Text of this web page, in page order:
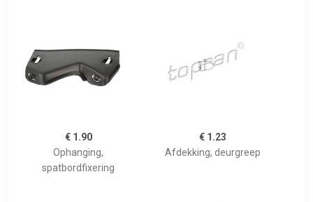
€ 1.90
Ophanging,
spatbordfixering
€ 1.23
Afdekking, deurgreep